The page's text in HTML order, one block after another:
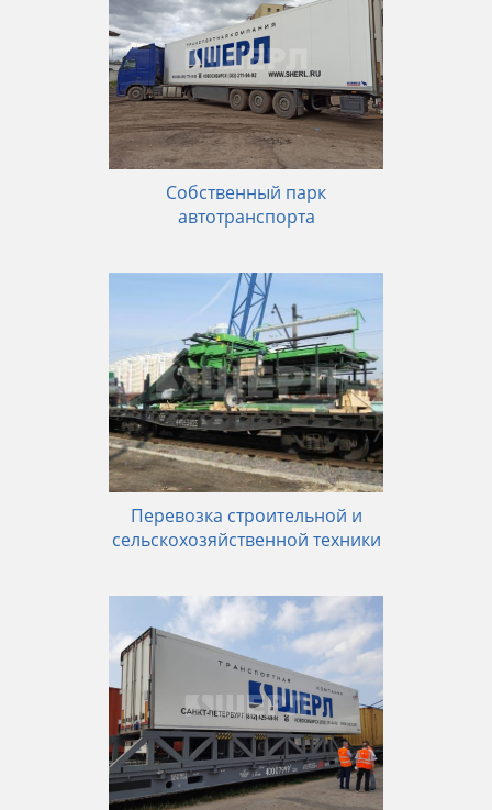
Собственный парк
автотранспорта
Перевозка строительной и
сельскохозяйственной техники